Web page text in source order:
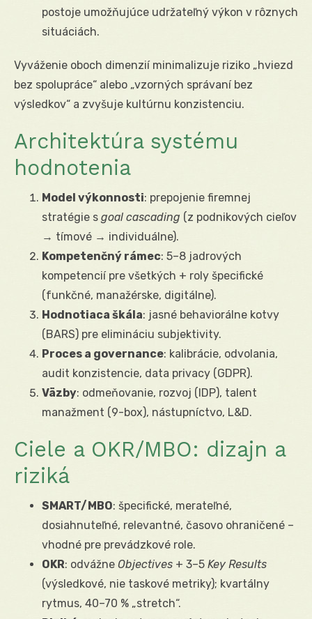
postoje umožňujúce udržateľný výkon v rôznych
situáciách.
Vyváženie oboch dimenzií minimalizuje riziko „hviezd
bez spolupráce“ alebo „vzorných správaní bez
výsledkov“ a zvyšuje kultúrnu konzistenciu.
Architektúra systému
hodnotenia
Model výkonnosti: prepojenie firemnej
stratégie s goal cascading (z podnikových cieľov
→ tímové → individuálne).
Kompetenčný rámec: 5–8 jadrových
kompetencií pre všetkých + roly špecifické
(funkčné, manažérske, digitálne).
Hodnotiaca škála: jasné behaviorálne kotvy
(BARS) pre elimináciu subjektivity.
Proces a governance: kalibrácie, odvolania,
audit konzistencie, data privacy (GDPR).
Väzby: odmeňovanie, rozvoj (IDP), talent
manažment (9-box), nástupníctvo, L&D.
Ciele a OKR/MBO: dizajn a
riziká
SMART/MBO: špecifické, merateľné,
dosiahnuteľné, relevantné, časovo ohraničené –
vhodné pre prevádzkové role.
OKR: odvážne Objectives + 3–5 Key Results
(výsledkové, nie taskové metriky); kvartálny
rytmus, 40–70 % „stretch“.